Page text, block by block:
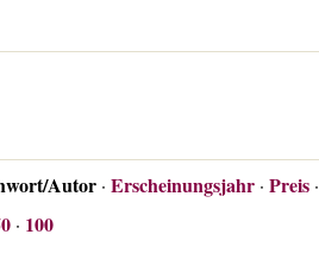
Autor · Erscheinungsjahr · Preis ·
· 100